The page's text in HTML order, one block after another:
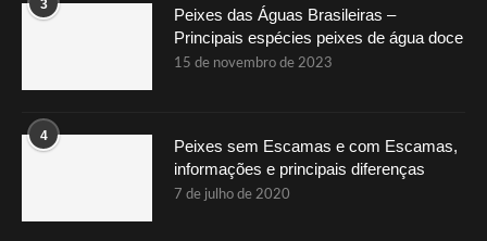
3
Peixes das Águas Brasileiras –
Principais espécies peixes de água doce
15 de novembro de 2023
4
Peixes sem Escamas e com Escamas,
informações e principais diferenças
7 de julho de 2020